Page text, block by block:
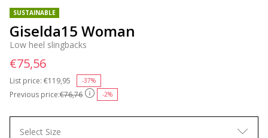
SUSTAINABLE
Giselda15 Woman
Low heel slingbacks
Previous price:€76,76 -2%
List price: Price reduced from
€119,95 -37%
€75,56
Select Size